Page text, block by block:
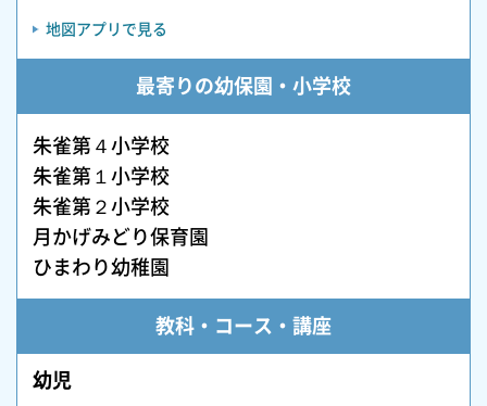
地図アプリで見る
最寄りの幼保園・小学校
朱雀第４小学校
朱雀第１小学校
朱雀第２小学校
月かげみどり保育園
ひまわり幼稚園
教科・コース・講座
幼児